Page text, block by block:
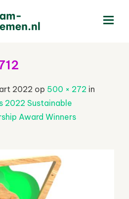
2022 op 500 × 272 in
2022 Sustainable
Award Winners